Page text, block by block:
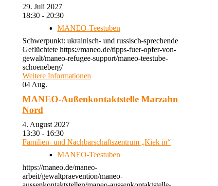
29. Juli 2027
18:30 - 20:30
MANEO-Teestuben
Schwerpunkt: ukrainisch- und russisch-sprechende
Geflüchtete https://maneo.de/tipps-fuer-opfer-von-
gewalt/maneo-refugee-support/maneo-teestube-
schoeneberg/
Weitere Informationen
04 Aug.
MANEO-Außenkontaktstelle Marzahn
Nord
4. August 2027
13:30 - 16:30
Familien- und Nachbarschaftszentrum „Kiek in“
MANEO-Teestuben
https://maneo.de/maneo-
arbeit/gewaltpraevention/maneo-